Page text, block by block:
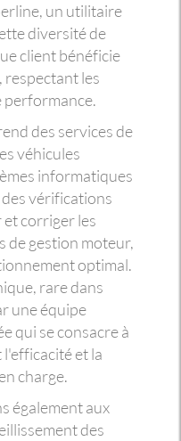
un utilitaire
diversité de
client bénéficie
les
performance.
des services de
véhicules
informatiques
vérifications
corriger les
de gestion moteur,
optimal.
rare dans
une équipe
qui se consacre à
et la
charge.
également aux
des